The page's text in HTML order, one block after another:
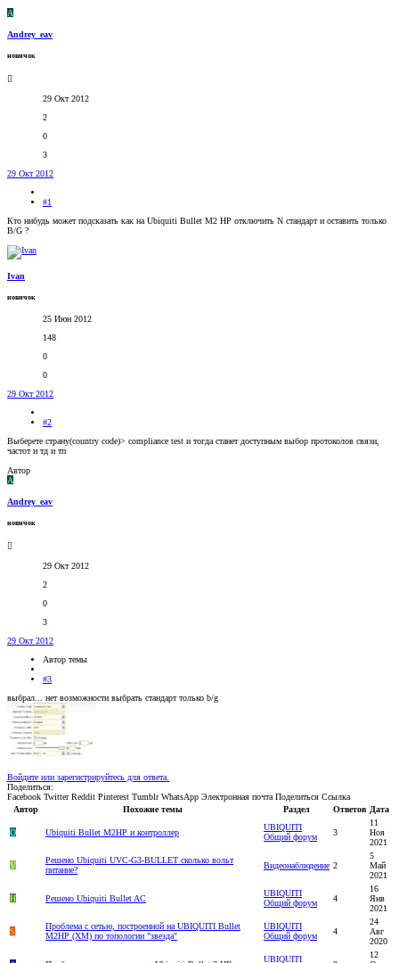
A
Andrey_eav
новичок
29 Окт 2012
2
0
3
29 Окт 2012
#1
Кто нибудь может подсказать как на Ubiquiti Bullet M2 HP отключить N стандарт и оставить только
B/G ?
Ivan
новичок
25 Июн 2012
148
0
0
29 Окт 2012
#2
Выберете страну(country code)> compliance test и тогда станет доступным выбор протоколов связи,
частот и тд и тп
Автор
A
Andrey_eav
новичок
29 Окт 2012
2
0
3
29 Окт 2012
Автор темы
#3
выбрал... нет возможности выбрать стандарт только b/g
Войдите или зарегистрируйтесь для ответа.
Поделиться:
Facebook Twitter Reddit Pinterest Tumblr WhatsApp Электронная почта Поделиться Ссылка
Автор
Похожие темы Раздел Ответов Дата
O Ubiquiti Bullet M2HP и контроллер
UBIQUITI
Общий форум
3
11
Ноя
2021
V
Решено Ubiquiti UVC-G3-BULLET сколько вольт
питание?
Видеонаблюдение 2
5
Май
2021
H Решено Ubiquiti Bullet AC
UBIQUITI
Общий форум
4
16
Янв
2021
S
Проблема с сетью, построенной на UBIQUITI Bullet
M2HP (XM) по топологии "звезда"
UBIQUITI
Общий форум
4
24
Авг
2020
UBIQUITI
12